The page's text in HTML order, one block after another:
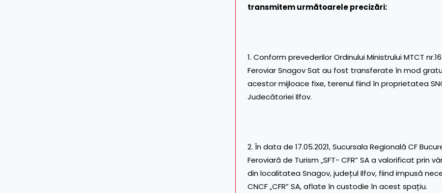
transmitem următoarele precizări:
1. Conform prevederilor Ordinului Ministrului MTCT
Feroviar Snagov Sat au fost transferate în mod
acestor mijloace fixe, terenul fiind în proprietatea
Judecătoriei Ilfov.
2. În data de 17.05.2021, Sucursala Regională CF
Feroviară de Turism „SFT- CFR” SA a valorificat prin
din localitatea Snagov, județul Ilfov, fiind impusă
CNCF „CFR” SA, aflate în custodie în acest spațiu.